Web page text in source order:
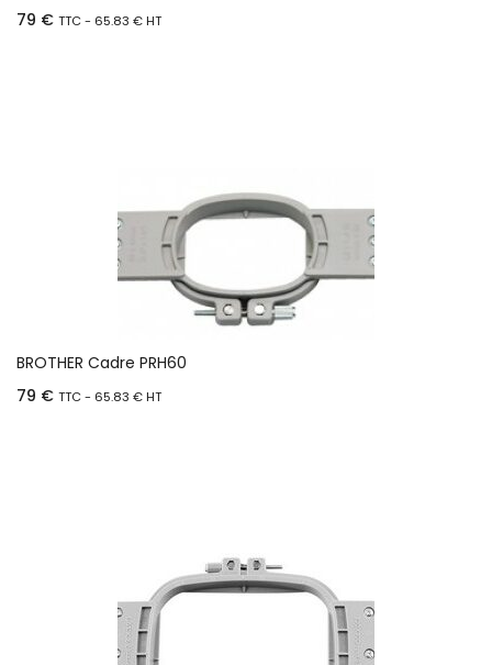
79 € TTC - 65.83 €HT
BROTHER Cadre PRH60
79 € TTC - 65.83 €HT